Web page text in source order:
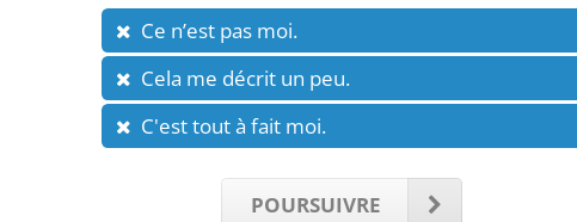
Ce n’est pas moi.
Cela me décrit un peu.
C'est tout à fait moi.
POURSUIVRE